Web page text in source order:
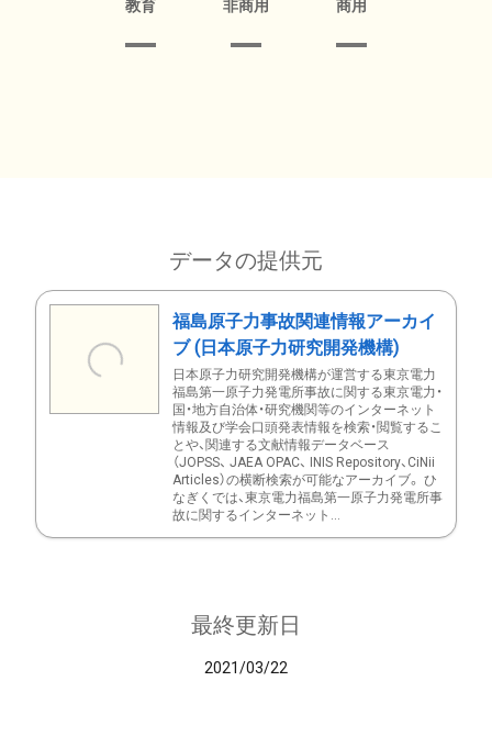
教育 非商用 商用
データの提供元
福島原子力事故関連情報アーカイ
ブ (日本原子力研究開発機構)
日本原子力研究開発機構が運営する東京電力
福島第一原子力発電所事故に関する東京電力・
国・地方自治体・研究機関等のインターネット
情報及び学会口頭発表情報を検索・閲覧するこ
とや、関連する文献情報データベース
（JOPSS、 JAEA OPAC、 INIS Repository、CiNii
Articles）の横断検索が可能なアーカイブ。 ひ
なぎくでは、東京電力福島第一原子力発電所事
故に関するインターネット...
最終更新日
2021/03/22